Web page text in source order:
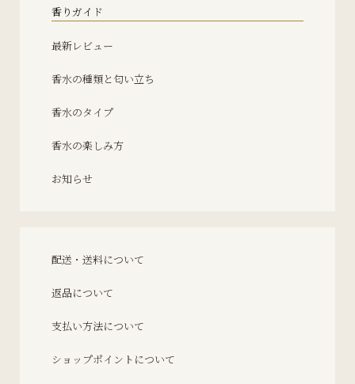
香りガイド
最新レビュー
香水の種類と匂い立ち
香水のタイプ
香水の楽しみ方
お知らせ
配送・送料について
返品について
支払い方法について
ショップポイントについて